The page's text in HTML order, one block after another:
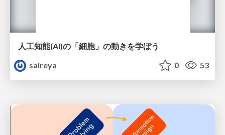
人工知能(AI)の「細胞」の動きを学ぼう
saireya
0 53